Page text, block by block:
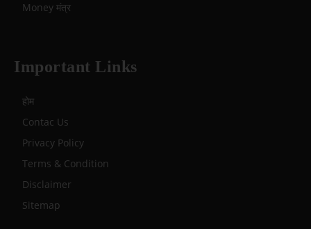
Money मंत्र
Important Links
होम
Contac Us
Privacy Policy
Terms & Condition
Disclaimer
Sitemap